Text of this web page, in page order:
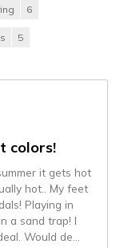
6
5
colors!
it gets hot
hot.. My feet
Playing in
a sand trap! I
Would de